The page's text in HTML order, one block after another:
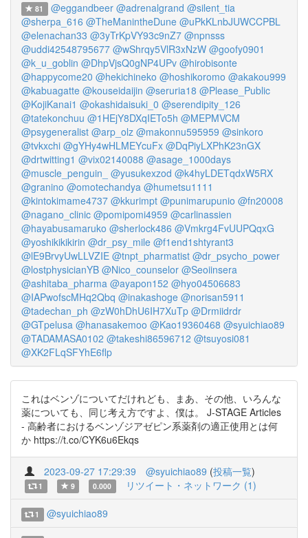
81 @eggandbeer @adrenalgrand @silent_tia
@sherpa_616 @TheManintheDune @uPkKLnbJUWCCPBL
@elenachan33 @3yTrKpVY93c9nZ7 @npnsss
@uddi42548795677 @wShrqy5VlR3xNzW @goofy0901
@k_u_goblin @DhpVjsQ0gNP4UPv @hirobisonte
@happycome20 @hekichineko @hoshikoromo @akakou999
@kabuagatte @kouseidaijin @seruria18 @Please_Public
@KojiKanai1 @okashidaisuki_0 @serendipity_126
@tatekonchuu @1HEjY8DXqIETo5h @MEPMVCM
@psygeneralist @arp_olz @makonnu595959 @sinkoro
@tvkxchi @gYHy4wHLMEYcuFx @DqPiyLXPhK23nGX
@drtwitting1 @vix02140088 @asage_1000days
@muscle_penguin_
@yusukexzod @k4hyLDETqdxW5RX
@granino @omotechandya @humetsu1111
@kintokimame4737 @kkurimpt @punimarupunio @fn20008
@nagano_clinic @pomipomi4959 @carlinassien
@hayabusamaruko @sherlock486 @Vmkrg4FvUUPQqxG
@yoshikikikirin @dr_psy_mile @f1end1shtyrant3
@lE9BrvyUwLLVZIE @tnpt_pharmatist @dr_psycho_power
@lostphysicianYB @Nico_counselor @Seoiinsera
@ashitaba_pharma @ayapon152 @hyo04506683
@IAPwofscMHq2Qbq @inakashoge @norisan5911
@tadechan_ph @zW0hDhU6IH7XuTp @Drmiidrdr
@GTpelusa @hanasakemoo @Kao19360468 @syuichiao89
@TADAMASA0102 @takeshi86596712 @tsuyosi081
@XK2FLqSFYhE6flp
これはベンゾについてだけれども、まあ、その他、いろんな
薬についても、同じ考え方ですよ、僕は。 J-STAGE Articles
- 高齢者におけるベンゾジアゼピン系薬剤の適正使用とは何
か https://t.co/CYK6u6Ekqs
2023-09-27 17:29:39 @syuichiao89 (投稿一覧)
1 9 0.000 リツイート・ネットワーク (1)
1 @syuichiao89